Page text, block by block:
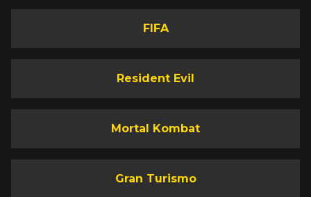
FIFA
Resident Evil
Mortal Kombat
Gran Turismo